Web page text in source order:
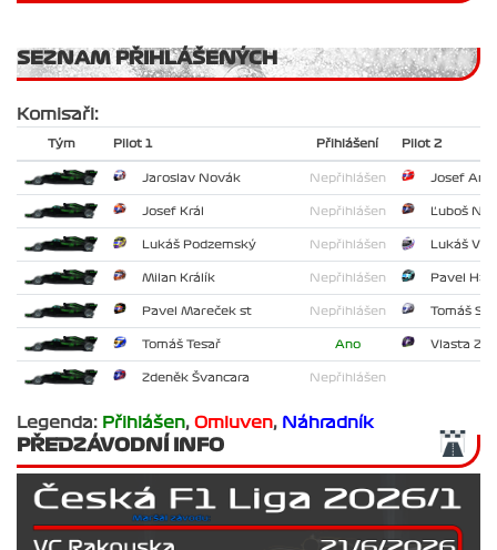
SEZNAM PŘIHLÁŠENÝCH
Komisaři:
Tým Pilot 1 Přihlášení Pilot 2
Jaroslav Novák Nepřihlášen Josef
Josef Král Nepřihlášen Ľuboš
Lukáš Podzemský Nepřihlášen Lukáš
Milan Králík Nepřihlášen Pavel
Pavel Mareček st Nepřihlášen Tomáš
Tomáš Tesař Ano Vlasta
Zdeněk Švancara Nepřihlášen
Legenda: Přihlášen, Omluven, Náhradník
PŘEDZÁVODNÍ INFO